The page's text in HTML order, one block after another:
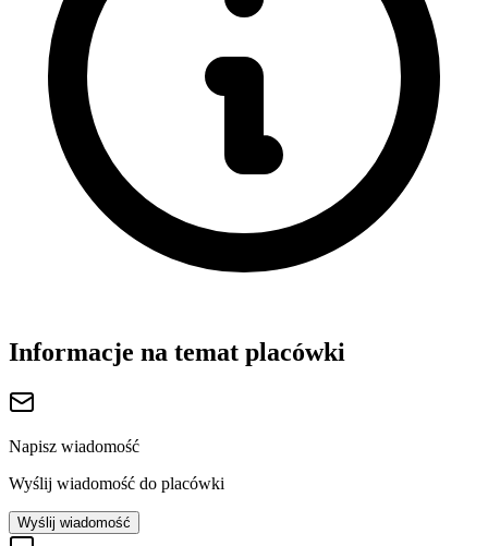
Informacje na temat placówki
Napisz wiadomość
Wyślij wiadomość do placówki
Wyślij wiadomość